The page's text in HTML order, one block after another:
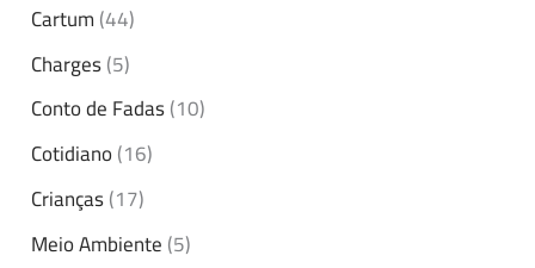
Cartum(44)
Charges(5)
Conto de Fadas(10)
Cotidiano(16)
Crianças(17)
Meio Ambiente(5)